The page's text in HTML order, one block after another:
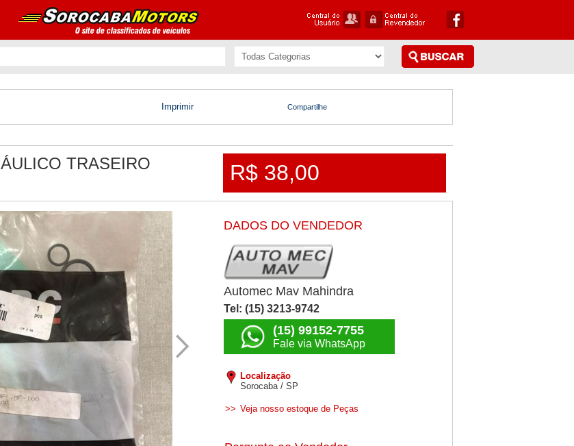
Imprimir Compartilhe
TRASEIRO
R$ 38,00
DADOS DO VENDEDOR
Automec Mav Mahindra
Tel: (15) 3213-9742
(15) 99152-7755
Fale via WhatsApp
Localização
Sorocaba / SP
>> Veja nosso estoque de Peças